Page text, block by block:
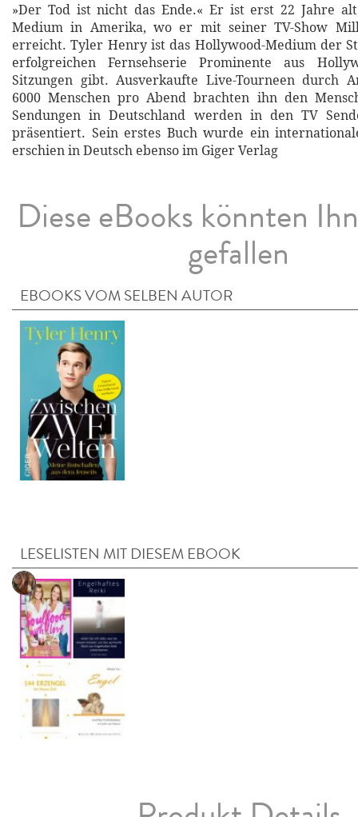
»Der Tod ist nicht das Ende.« Er ist erst 22 Jahre
Medium in Amerika, wo er mit seiner TV-Show
erreicht. Tyler Henry ist das Hollywood-Medium der
erfolgreichen Fernsehserie Prominente aus
Sitzungen gibt. Ausverkaufte Live-Tourneen durch
6000 Menschen pro Abend brachten ihn den
Sendungen in Deutschland werden in den TV
präsentiert. Sein erstes Buch wurde ein
erschien in Deutsch ebenso im Giger Verlag
Diese eBooks könnten
gefallen
EBOOKS VOM SELBEN AUTOR
LESELISTEN MIT DIESEM EBOOK